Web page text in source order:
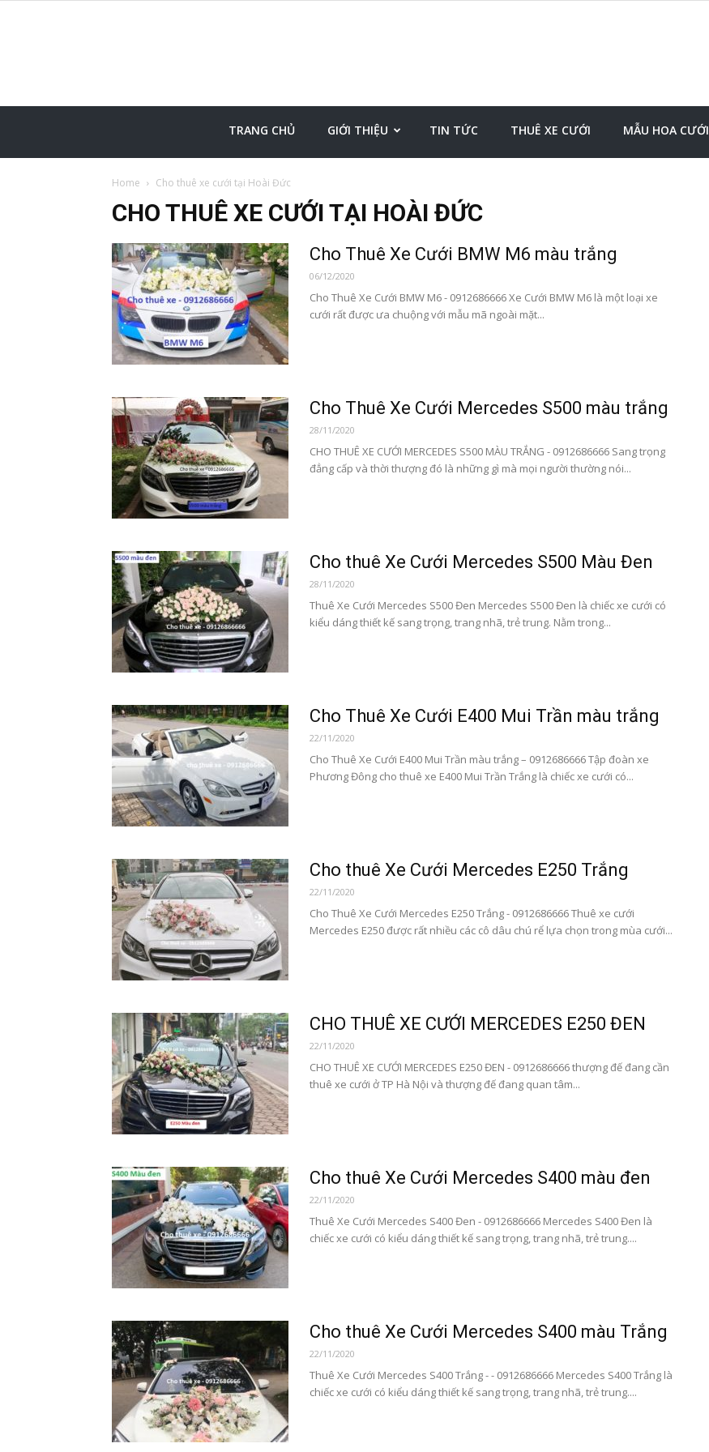
Đặt
0912686666
TRANG CHỦ GIỚI THIỆU TIN TỨC THUÊ XE CƯỚI MẪU HOA CƯỚI
Home Cho thuê xe cưới tại Hoài Đức
CHO THUÊ XE CƯỚI TẠI HOÀI ĐỨC
Cho Thuê Xe Cưới BMW M6 màu trắng
06/12/2020
Cho Thuê Xe Cưới BMW M6 - 0912686666 Xe Cưới BMW M6 là một loại xe
cưới rất được ưa chuộng với mẫu mã ngoài mặt...
Cho Thuê Xe Cưới Mercedes S500 màu trắng
28/11/2020
CHO THUÊ XE CƯỚI MERCEDES S500 MÀU TRẮNG - 0912686666 Sang trọng
đẳng cấp và thời thượng đó là những gì mà mọi người thường nói...
Cho thuê Xe Cưới Mercedes S500 Màu Đen
28/11/2020
Thuê Xe Cưới Mercedes S500 Đen Mercedes S500 Đen là chiếc xe cưới có
kiểu dáng thiết kế sang trọng, trang nhã, trẻ trung. Nằm trong...
Cho Thuê Xe Cưới E400 Mui Trần màu trắng
22/11/2020
Cho Thuê Xe Cưới E400 Mui Trần màu trắng – 0912686666 Tập đoàn xe
Phương Đông cho thuê xe E400 Mui Trần Trắng là chiếc xe cưới có...
Cho thuê Xe Cưới Mercedes E250 Trắng
22/11/2020
Cho Thuê Xe Cưới Mercedes E250 Trắng - 0912686666 Thuê xe cưới
Mercedes E250 được rất nhiều các cô dâu chú rể lựa chọn trong mùa cưới...
CHO THUÊ XE CƯỚI MERCEDES E250 ĐEN
22/11/2020
CHO THUÊ XE CƯỚI MERCEDES E250 ĐEN - 0912686666 thượng đế đang cần
thuê xe cưới ở TP Hà Nội và thượng đế đang quan tâm...
Cho thuê Xe Cưới Mercedes S400 màu đen
22/11/2020
Thuê Xe Cưới Mercedes S400 Đen - 0912686666 Mercedes S400 Đen là
chiếc xe cưới có kiểu dáng thiết kế sang trọng, trang nhã, trẻ trung....
Cho thuê Xe Cưới Mercedes S400 màu Trắng
22/11/2020
Thuê Xe Cưới Mercedes S400 Trắng - - 0912686666 Mercedes S400 Trắng là
chiếc xe cưới có kiểu dáng thiết kế sang trọng, trang nhã, trẻ trung....